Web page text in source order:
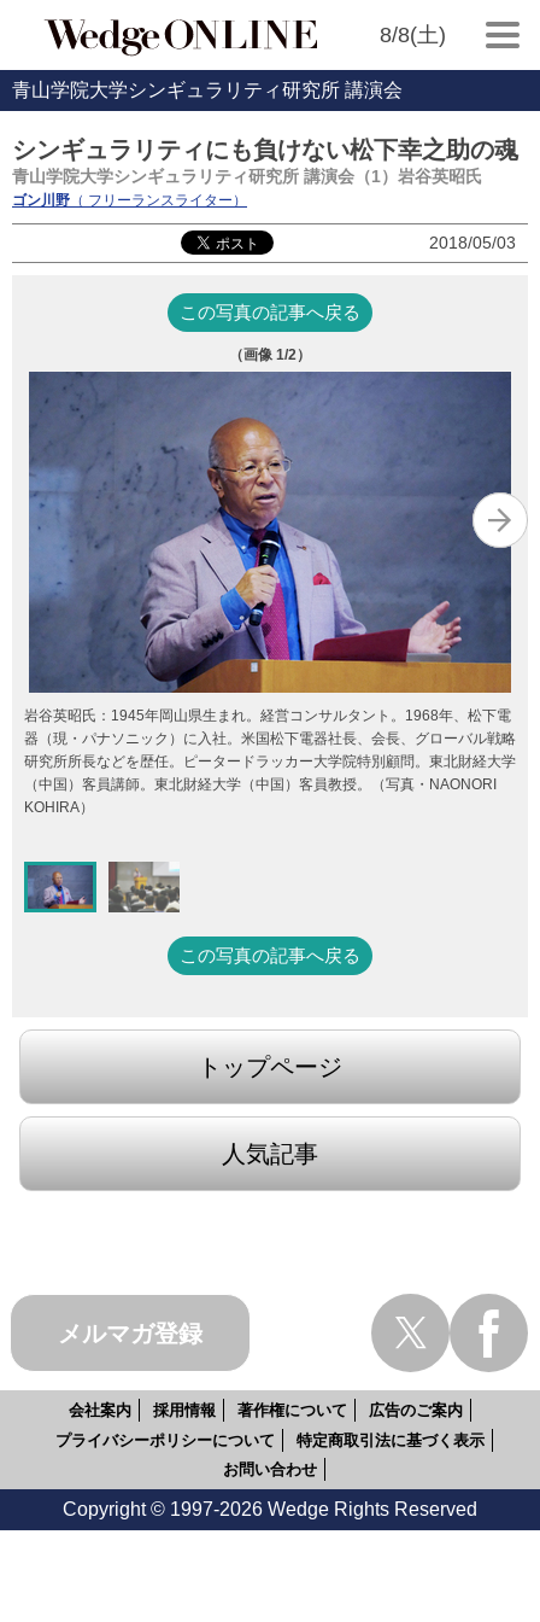
8/8(土)
青山学院大学シンギュラリティ研究所 講演会
シンギュラリティにも負けない松下幸之助の魂
青山学院大学シンギュラリティ研究所 講演会（1）岩谷英昭氏
ゴン川野 （ フリーランスライター）
2018/05/03
この写真の記事へ戻る
（画像 1/2）
岩谷英昭氏：1945年岡山県生まれ。経営コンサルタント。1968年、松下電
器（現・パナソニック）に入社。米国松下電器社長、会長、グローバル戦略
研究所所長などを歴任。ピータードラッカー大学院特別顧問。東北財経大学
（中国）客員講師。東北財経大学（中国）客員教授。（写真・NAONORI
KOHIRA）
この写真の記事へ戻る
トップページ
人気記事
メルマガ登録
会社案内 採用情報 著作権について
広告のご案内
プライバシーポリシーについて
特定商取引法に基づく表示
お問い合わせ
Copyright © 1997-2026 Wedge Rights Reserved